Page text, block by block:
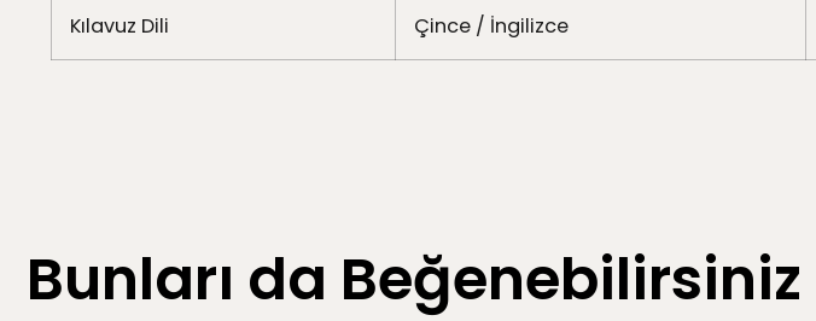
Kılavuz Dili Çince / İngilizce
Bunları da Beğenebilirsiniz